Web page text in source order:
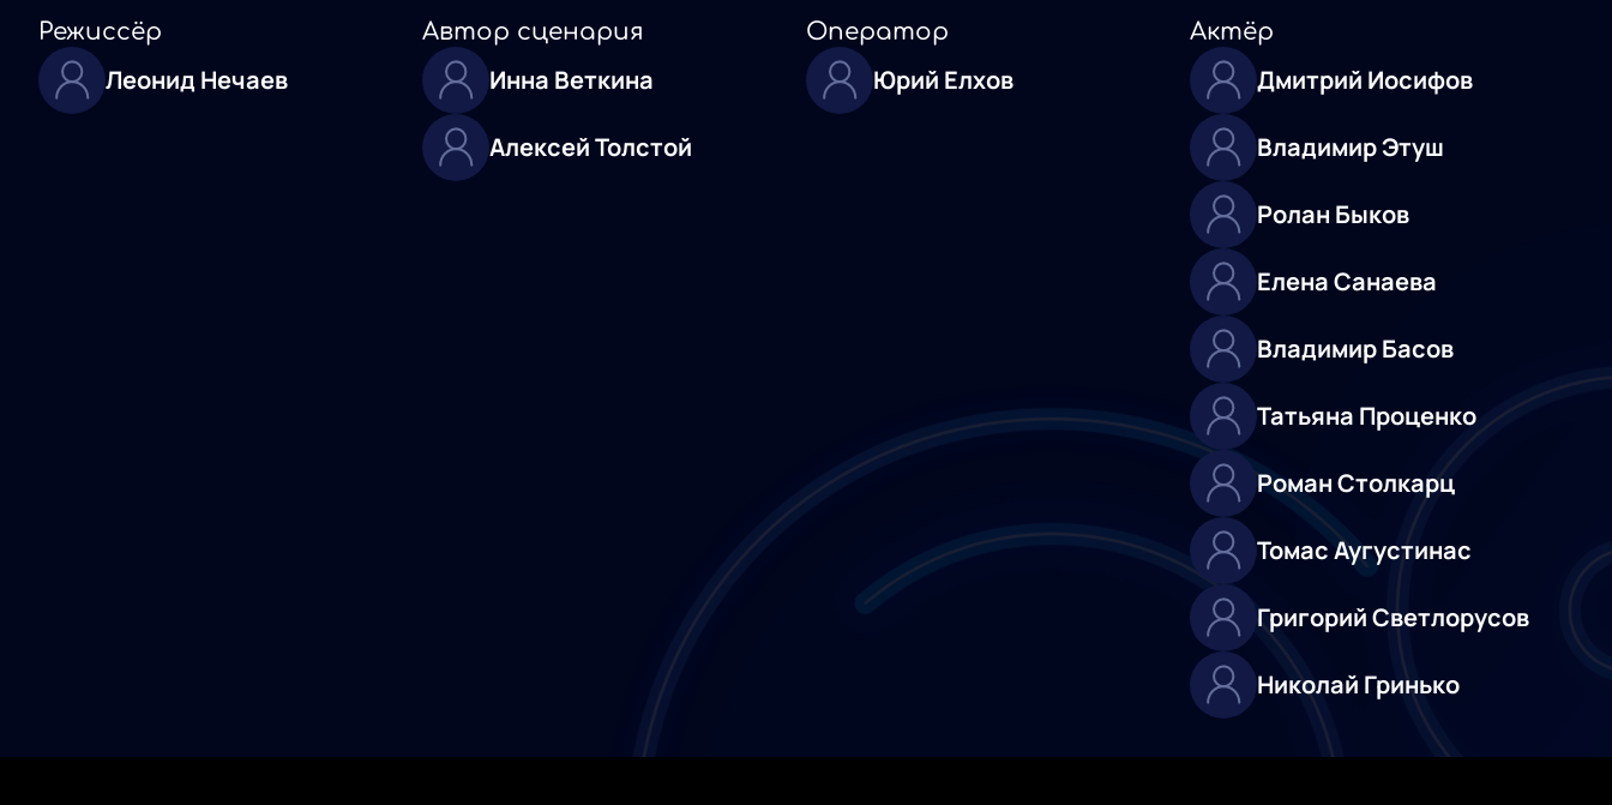
Режиссёр
Леонид Нечаев
Автор сценария
Инна Веткина
Алексей Толстой
Оператор
Юрий Елхов
Актёр
Дмитрий Иосифов
Владимир Этуш
Ролан Быков
Елена Санаева
Владимир Басов
Татьяна Проценко
Роман Столкарц
Томас Аугустинас
Григорий Светлорусов
Николай Гринько